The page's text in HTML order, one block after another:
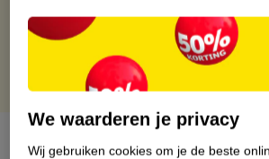
Gratis punten met je Kruidvat kaart
Over dit product
We waarderen je privacy
Wij gebruiken cookies om je de beste